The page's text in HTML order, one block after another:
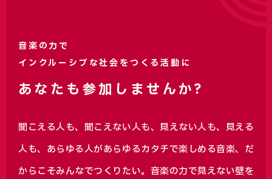
音楽の力で
インクルーシブな社会をつくる活動に
あなたも参加しませんか?
聞こえる人も、聞こえない人も、見えない人も、見える
人も、あらゆる人があらゆるカタチで楽しめる音楽、 だ
からこそみんなでつくりたい。音楽の力で見えない壁を